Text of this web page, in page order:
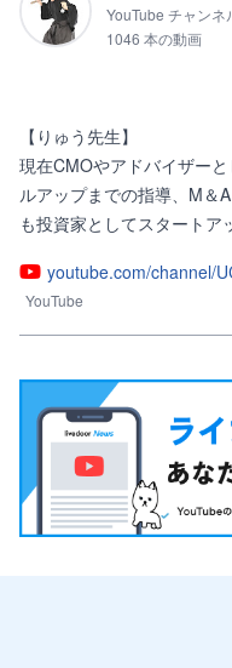
YouTube チャンネ
1046 本の動画
【りゅう先生】
現在CMOやアドバイザー
ルアップまでの指導、M＆
も投資家としてスタートア
youtube.com/channel/
YouTube